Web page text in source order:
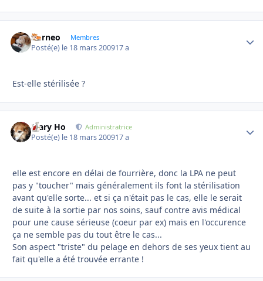
borneo Membres
Posté(e) le 18 mars 200917 a
Est-elle stérilisée ?
Mary Ho Administratrice
Posté(e) le 18 mars 200917 a
elle est encore en délai de fourrière, donc la LPA ne peut
pas y "toucher" mais généralement ils font la stérilisation
avant qu'elle sorte... et si ça n'était pas le cas, elle le serait
de suite à la sortie par nos soins, sauf contre avis médical
pour une cause sérieuse (coeur par ex) mais en l'occurence
ça ne semble pas du tout être le cas...
Son aspect "triste" du pelage en dehors de ses yeux tient au
fait qu'elle a été trouvée errante !